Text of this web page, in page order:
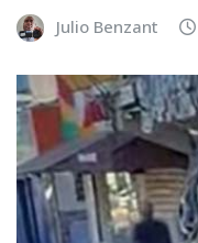
Julio Benzant